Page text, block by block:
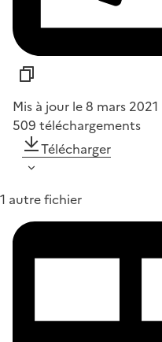
Mis à jour le 8 mars 2021
509 téléchargements
Télécharger
1 autre fichier